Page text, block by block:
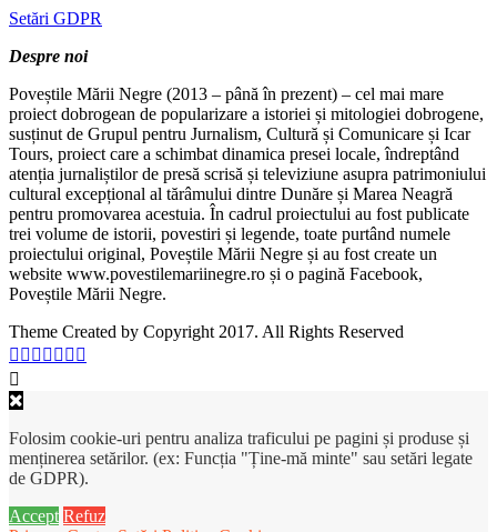
Setări GDPR
Despre noi
Poveștile Mării Negre (2013 – până în prezent) – cel mai mare
proiect dobrogean de popularizare a istoriei și mitologiei dobrogene,
susținut de Grupul pentru Jurnalism, Cultură și Comunicare și Icar
Tours, proiect care a schimbat dinamica presei locale, îndreptând
atenția jurnaliștilor de presă scrisă și televiziune asupra patrimoniului
cultural excepțional al tărâmului dintre Dunăre și Marea Neagră
pentru promovarea acestuia. În cadrul proiectului au fost publicate
trei volume de istorii, povestiri și legende, toate purtând numele
proiectului original, Poveștile Mării Negre și au fost create un
website www.povestilemariinegre.ro și o pagină Facebook,
Poveștile Mării Negre.
Theme Created by Copyright 2017. All Rights Reserved
Folosim cookie-uri pentru analiza traficului pe pagini și produse și
menținerea setărilor. (ex: Funcția "Ține-mă minte" sau setări legate
de GDPR).
Accept Refuz